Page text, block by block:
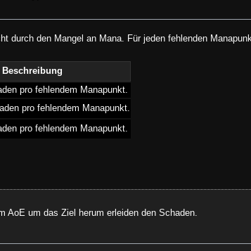
durch den Mangel an Mana. Für jeden fehlenden
Beschreibung
pro fehlendem Manapunkt.
pro fehlendem Manapunkt.
pro fehlendem Manapunkt.
AoE um das Ziel herum erleiden den Schaden.